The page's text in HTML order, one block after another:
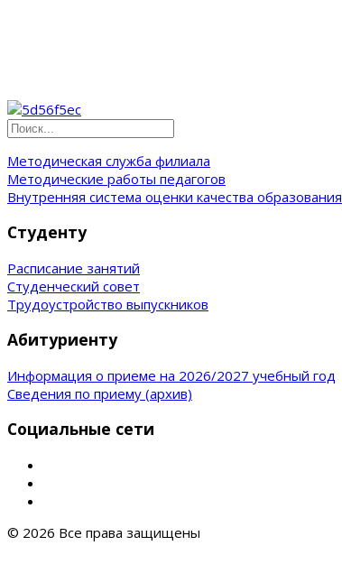
Методическая служба филиала
Методические работы педагогов
Внутренняя система оценки качества образования
Студенту
Расписание занятий
Студенческий совет
Трудоустройство выпускников
Абитуриенту
Информация о приеме на 2026/2027 учебный год
Сведения по приему (архив)
Социальные сети
© 2026 Все права защищены